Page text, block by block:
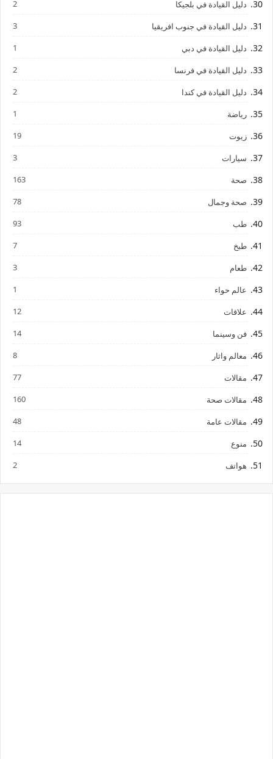
دليل القيادة في بلجيكا 2
دليل القيادة في جنوب افريقيا 3
دليل القيادة في دبي 1
دليل القيادة في فرنسا 2
دليل القيادة في كندا 2
رياضة 1
زيوت 19
سيارات 3
صحة 163
صحة وجمال 78
طب 93
طبخ 7
طعام 3
عالم حواء 1
علاقات 12
فن وسينما 14
معالم واثار 8
مقالات 77
مقالات صحة 160
مقالات عامة 48
منوع 14
هواتف 2